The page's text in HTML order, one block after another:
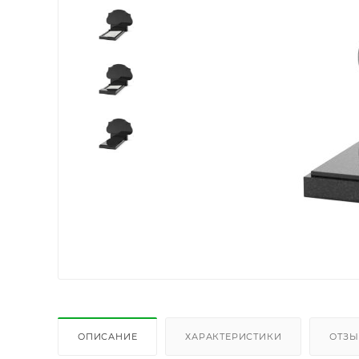
ОПИСАНИЕ ХАРАКТЕРИСТИКИ